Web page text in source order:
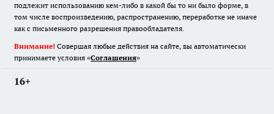
подлежит использованию кем-либо в какой бы то ни было форме, в
том числе воспроизведению, распространению, переработке не иначе
как с письменного разрешения правообладателя.
Внимание! Совершая любые действия на сайте, вы автоматически
принимаете условия «Cоглашения»
16+